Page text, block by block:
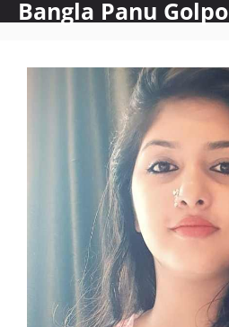
SkipBangla Panu Golpo